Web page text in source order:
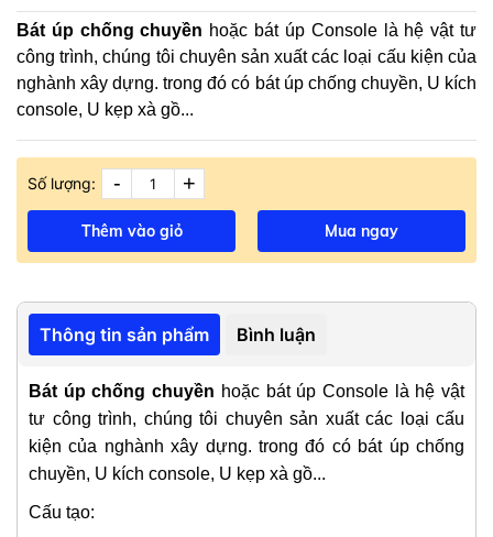
Bát úp chống chuyền hoặc bát úp Console là hệ vật tư
công trình, chúng tôi chuyên sản xuất các loại cấu kiện của
nghành xây dựng. trong đó có bát úp chống chuyền, U kích
console, U kẹp xà gồ...
Số lượng: - +
Thêm vào giỏ Mua ngay
Thông tin sản phẩm Bình luận
Bát úp chống chuyền hoặc bát úp Console là hệ vật
tư công trình, chúng tôi chuyên sản xuất các loại cấu
kiện của nghành xây dựng. trong đó có bát úp chống
chuyền, U kích console, U kẹp xà gồ...
Cấu tạo: